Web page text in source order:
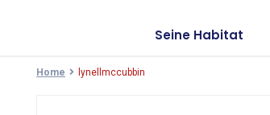
Seine Habitat
Home lynellmccubbin